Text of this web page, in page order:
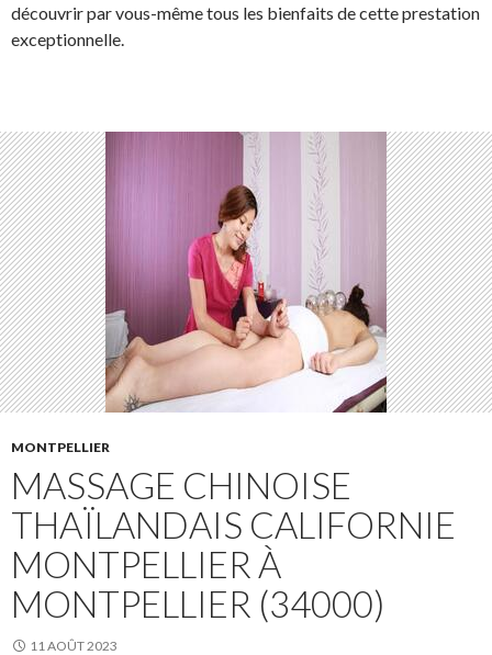
découvrir par vous-même tous les bienfaits de cette prestation
exceptionnelle.
MONTPELLIER
MASSAGE CHINOISE
THAÏLANDAIS CALIFORNIE
MONTPELLIER À
MONTPELLIER (34000)
11 AOÛT 2023